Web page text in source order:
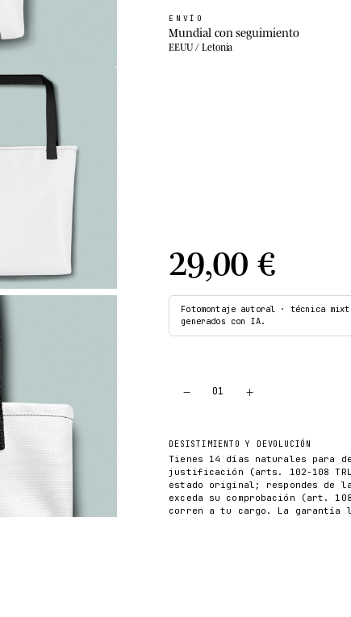
ENVÍO
Mundial con seguimiento
EEUU / Letonia
29,00 €
Fotomontaje autoral · técnica
generados con IA.
− 01 +
DESISTIMIENTO Y DEVOLUCIÓN
Tienes 14 días naturales para
justificación (arts. 102-108
estado original; respondes de
exceda su comprobación (art.
corren a tu cargo. La garantía